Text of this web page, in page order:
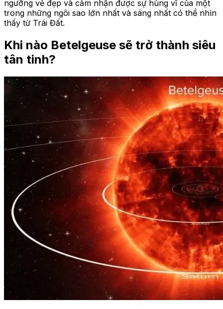
ngưỡng vẻ đẹp và cảm nhận được sự hùng vĩ của một
trong những ngôi sao lớn nhất và sáng nhất có thể nhìn
thấy từ Trái Đất.
Khi nào Betelgeuse sẽ trở thành siêu
tân tinh?